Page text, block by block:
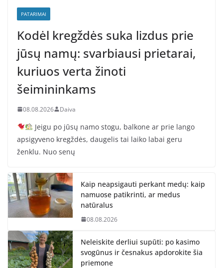
PATARIMAI
Kodėl kregždės suka lizdus prie
jūsų namų: svarbiausi prietarai,
kuriuos verta žinoti
šeimininkams
08.08.2026 Daiva
Jeigu po jūsų namo stogu, balkone ar prie lango
apsigyveno kregždės, daugelis tai laiko labai geru
ženklu. Nuo senų
Kaip neapsigauti perkant medų: kaip
namuose patikrinti, ar medus
natūralus
08.08.2026
Neleiskite derliui supūti: po kasimo
svogūnus ir česnakus apdorokite šia
priemone